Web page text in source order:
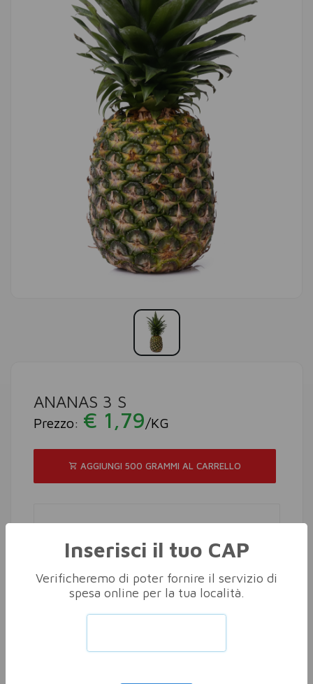
ANANAS 3 S
Prezzo: € 1,79/KG
AGGIUNGI 500 GRAMMI AL CARRELLO
Inserisci il tuo CAP
Verificheremo di poter fornire il servizio di
spesa online per la tua località.